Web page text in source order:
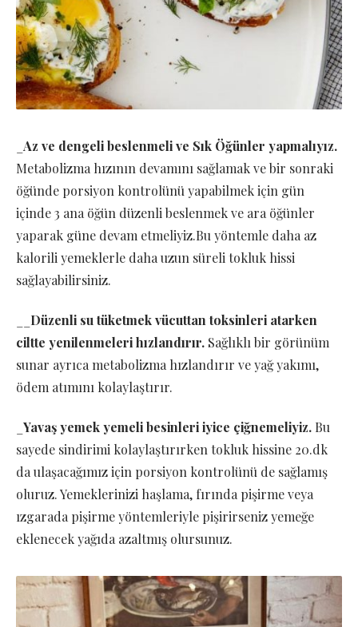
Az ve dengeli beslenmeli ve Sık Öğünler yapmalıyız.
Metabolizma hızının devamını sağlamak ve bir sonraki
öğünde porsiyon kontrolünü yapabilmek için gün
içinde 3 ana öğün düzenli beslenmek ve ara öğünler
yaparak güne devam etmeliyiz.Bu yöntemle daha az
kalorili yemeklerle daha uzun süreli tokluk hissi
sağlayabilirsiniz.
Düzenli su tüketmek vücuttan toksinleri atarken
ciltte yenilenmeleri hızlandırır. Sağlıklı bir görünüm
sunar ayrıca metabolizma hızlandırır ve yağ yakımı,
ödem atımını kolaylaştırır.
Yavaş yemek yemeli besinleri iyice çiğnemeliyiz. Bu
sayede sindirimi kolaylaştırırken tokluk hissine 20.dk
da ulaşacağımız için porsiyon kontrolünü de sağlamış
oluruz. Yemeklerinizi haşlama, fırında pişirme veya
ızgarada pişirme yöntemleriyle pişirirseniz yemeğe
eklenecek yağıda azaltmış olursunuz.